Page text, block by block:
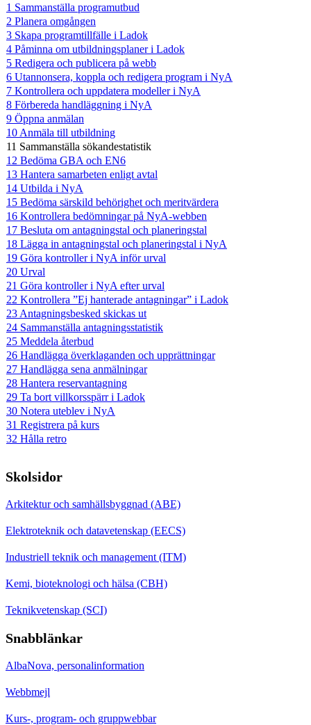
1 Sammanställa programutbud
2 Planera omgången
3 Skapa programtillfälle i Ladok
4 Påminna om utbildningsplaner i Ladok
5 Redigera och publicera på webb
6 Utannonsera, koppla och redigera program i NyA
7 Kontrollera och uppdatera modeller i NyA
8 Förbereda handläggning i NyA
9 Öppna anmälan
10 Anmäla till utbildning
11 Sammanställa sökandestatistik
12 Bedöma GBA och EN6
13 Hantera samarbeten enligt avtal
14 Utbilda i NyA
15 Bedöma särskild behörighet och meritvärdera
16 Kontrollera bedömningar på NyA-webben
17 Besluta om antagningstal och planeringstal
18 Lägga in antagningstal och planeringstal i NyA
19 Göra kontroller i NyA inför urval
20 Urval
21 Göra kontroller i NyA efter urval
22 Kontrollera ”Ej hanterade antagningar” i Ladok
23 Antagningsbesked skickas ut
24 Sammanställa antagningsstatistik
25 Meddela återbud
26 Handlägga överklaganden och upprättningar
27 Handlägga sena anmälningar
28 Hantera reservantagning
29 Ta bort villkorsspärr i Ladok
30 Notera uteblev i NyA
31 Registrera på kurs
32 Hålla retro
Skolsidor
Arkitektur och samhällsbyggnad (ABE)
Elektroteknik och datavetenskap (EECS)
Industriell teknik och management (ITM)
Kemi, bioteknologi och hälsa (CBH)
Teknikvetenskap (SCI)
Snabblänkar
AlbaNova, personalinformation
Webbmejl
Kurs-, program- och gruppwebbar